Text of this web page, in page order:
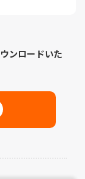
ンロードいた